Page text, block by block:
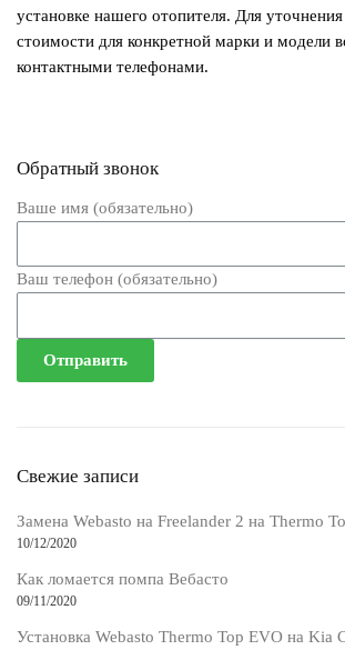
установке нашего отопителя. Для
стоимости для конкретной марки и модели
контактными телефонами.
Обратный звонок
Ваше имя (обязательно)
Ваш телефон (обязательно)
Свежие записи
Замена Webasto на Freelander 2 на Thermo
10/12/2020
Как ломается помпа Вебасто
09/11/2020
Установка Webasto Thermo Top EVO на Kia